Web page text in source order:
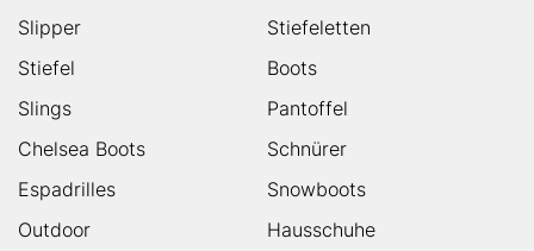
Slipper
Stiefeletten
Stiefel
Boots
Slings
Pantoffel
Chelsea Boots
Schnürer
Espadrilles
Snowboots
Outdoor
Hausschuhe